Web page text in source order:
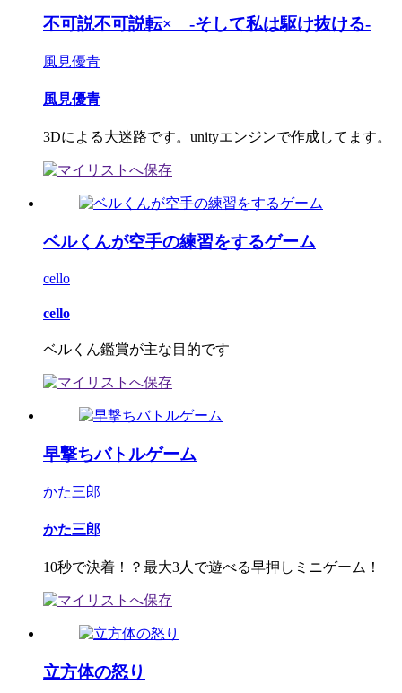
不可説不可説転× -そして私は駆け抜ける-
風見優青
風見優青
3Dによる大迷路です。unityエンジンで作成してます。
ベルくんが空手の練習をするゲーム
cello
cello
ベルくん鑑賞が主な目的です
早撃ちバトルゲーム
かた三郎
かた三郎
10秒で決着！？最大3人で遊べる早押しミニゲーム！
立方体の怒り